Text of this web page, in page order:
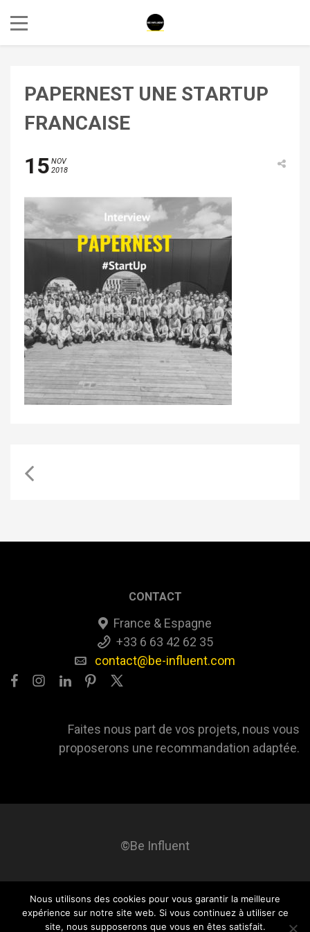
PAPERNEST UNE STARTUP
FRANCAISE
15 NOV
2018
CONTACT
France & Espagne
+33 6 63 42 62 35
contact@be-influent.com
Faites nous part de vos projets, nous vous
proposerons une recommandation adaptée.
©Be Influent
Be influent A propos Blog Contact Mentions légales
Nous utilisons des cookies pour vous garantir la meilleure
expérience sur notre site web. Si vous continuez à utiliser ce
site, nous supposerons que vous en êtes satisfait.